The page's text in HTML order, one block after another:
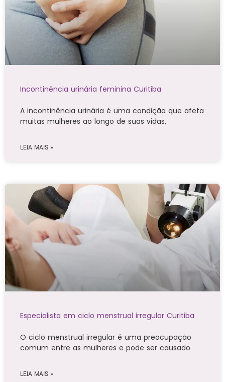
Incontinência urinária feminina Curitiba
A incontinência urinária é uma condição que afeta
muitas mulheres ao longo de suas vidas,
LEIA MAIS »
Especialista em ciclo menstrual irregular Curitiba
O ciclo menstrual irregular é uma preocupação
comum entre as mulheres e pode ser causado
LEIA MAIS »